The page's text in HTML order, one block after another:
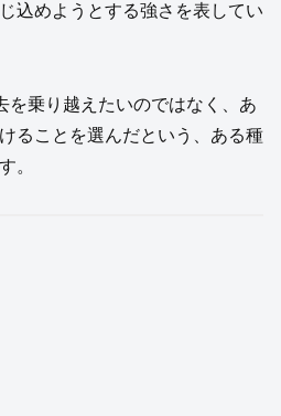
込めようとする強さを表してい
を乗り越えたいのではなく、あ
ることを選んだという、ある種
。